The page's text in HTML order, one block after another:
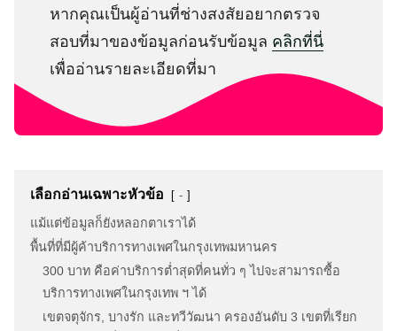
หากคุณเป็นผู้อ่านที่ช่างสงสัยอยากตรวจ
สอบที่มาของข้อมูลก่อนรับข้อมูล คลิกที่นี่
เพื่ออ่านรายละเอียดที่มา
เลือกอ่านเฉพาะหัวข้อ -
แม้แต่ข้อมูลก็ยังหลอกตาเราได้
พื้นที่ที่มีผู้ค้าบริการทางเพศในกรุงเทพมหานคร
300 บาท คือค่าบริการต่ำสุดที่คนทั่ว ๆ ไปจะสามารถซื้อ
บริการทางเพศในกรุงเทพ ฯ ได้
เขตจตุจักร, บางรัก และทวีวัฒนา ครองอันดับ 3 เขตที่เรียก